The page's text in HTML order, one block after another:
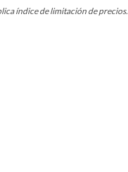
índice de limitación de precios.